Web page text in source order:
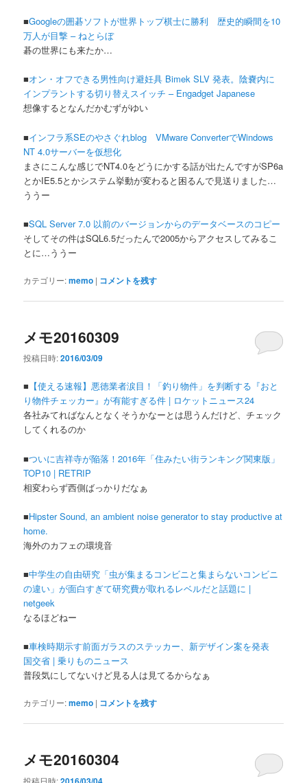
■Googleの囲碁ソフトが世界トップ棋士に勝利 歴史的瞬間を10
万人が目撃 – ねとらぼ
碁の世界にも来たか…
■オン・オフできる男性向け避妊具 Bimek SLV 発表。陰嚢内に
インプラントする切り替えスイッチ – Engadget Japanese
想像するとなんだかむずがゆい
■インフラ系SEのやさぐれblog VMware ConverterでWindows
NT 4.0サーバーを仮想化
まさにこんな感じでNT4.0をどうにかする話が出たんですがSP6a
とかIE5.5とかシステム挙動が変わると困るんで見送りました…
ううー
■SQL Server 7.0 以前のバージョンからのデータベースのコピー
そしてその件はSQL6.5だったんで2005からアクセスしてみるこ
とに…ううー
カテゴリー:memo | コメントを残す
メモ20160309
投稿日時:2016/03/09
■ 【使える速報】悪徳業者涙目！「釣り物件」を判断する『おと
り物件チェッカー』が有能すぎる件 | ロケットニュース24
各社みてればなんとなくそうかなーとは思うんだけど、チェック
してくれるのか
■ついに吉祥寺が陥落！2016年「住みたい街ランキング関東版」
TOP10 | RETRIP
相変わらず西側ばっかりだなぁ
■Hipster Sound, an ambient noise generator to stay productive at
home.
海外のカフェの環境音
■中学生の自由研究「虫が集まるコンビニと集まらないコンビニ
の違い」が面白すぎて研究費が取れるレベルだと話題に |
netgeek
なるほどねー
■車検時期示す前面ガラスのステッカー、新デザイン案を発表
国交省 | 乗りものニュース
普段気にしてないけど見る人は見てるからなぁ
カテゴリー:memo | コメントを残す
メモ20160304
投稿日時: